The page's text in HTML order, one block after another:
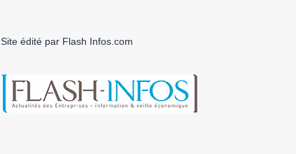
Site édité par Flash Infos.com